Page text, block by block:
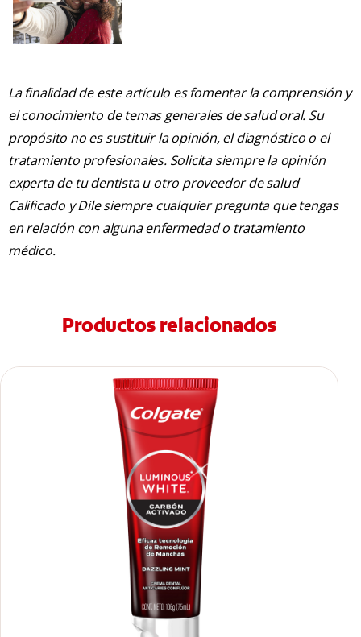
La finalidad de este artículo es fomentar la comprensión y
el conocimiento de temas generales de salud oral. Su
propósito no es sustituir la opinión, el diagnóstico o el
tratamiento profesionales. Solicita siempre la opinión
experta de tu dentista u otro proveedor de salud
Calificado y Dile siempre cualquier pregunta que tengas
en relación con alguna enfermedad o tratamiento
médico.
Productos relacionados